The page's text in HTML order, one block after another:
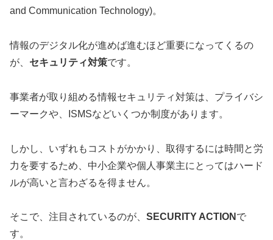
and Communication Technology)。
情報のデジタル化が進めば進むほど重要になってくるの
が、 セキュリティ対策です。
事業者が取り組める情報セキュリティ対策は、プライバシ
ーマークや、ISMSなどいくつか制度があります。
しかし、いずれもコストがかかり、取得するには時間と労
力を要するため、中小企業や個人事業主にとってはハード
ルが高いと言わざるを得ません。
そこで、注目されているのが、 SECURITY ACTION で
す。